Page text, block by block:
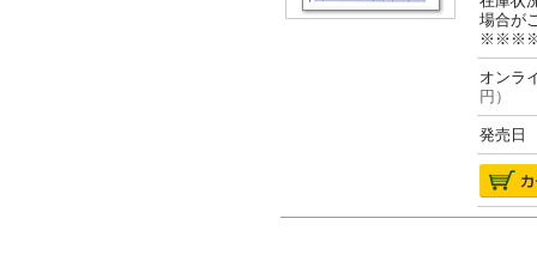
場合が
オン
円）
発売日